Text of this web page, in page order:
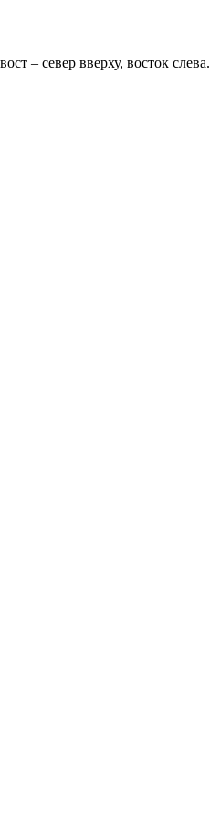
– север вверху, восток слева.